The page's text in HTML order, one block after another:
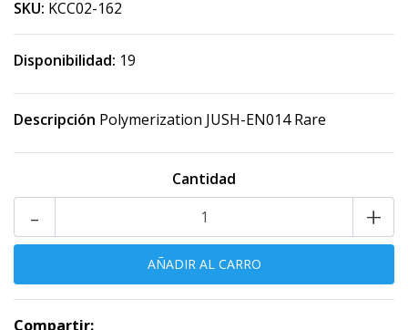
SKU: KCC02-162
Disponibilidad: 19
Descripción Polymerization JUSH-EN014 Rare
Cantidad
+
-
Compartir: